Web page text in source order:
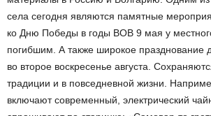
села сегодня являются памятные
ко Дню Победы в годы ВОВ 9 мая у
погибшим. А также широкое празднование
во второе воскресенье августа.
традиции и в повседневной жизни.
включают современный, электрический